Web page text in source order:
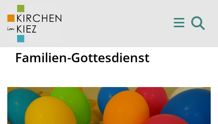
Familien-Gottesdienst